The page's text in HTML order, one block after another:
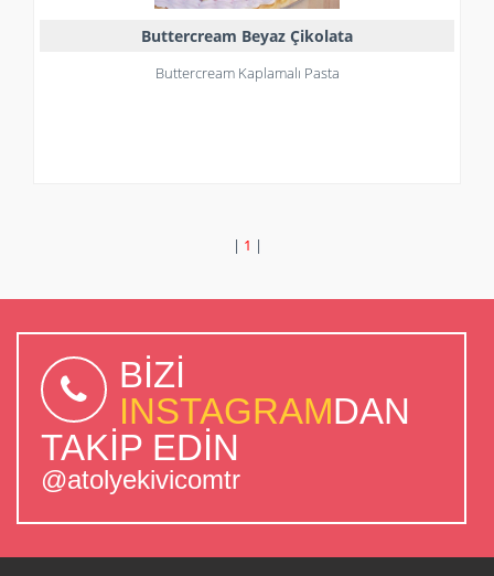
Buttercream Beyaz Çikolata
Buttercream Kaplamalı Pasta
| 1 |
BİZİ
INSTAGRAMDAN
TAKİP EDİN
@atolyekivicomtr